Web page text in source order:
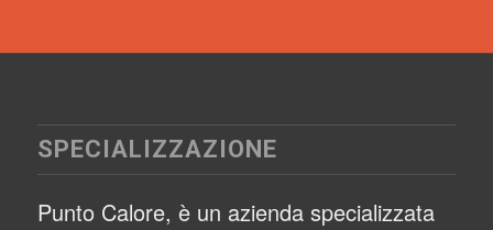
SPECIALIZZAZIONE
Punto Calore, è un azienda specializzata